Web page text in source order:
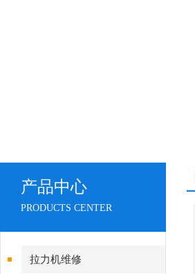
产品中心
PRODUCTS CENTER
拉力机维修